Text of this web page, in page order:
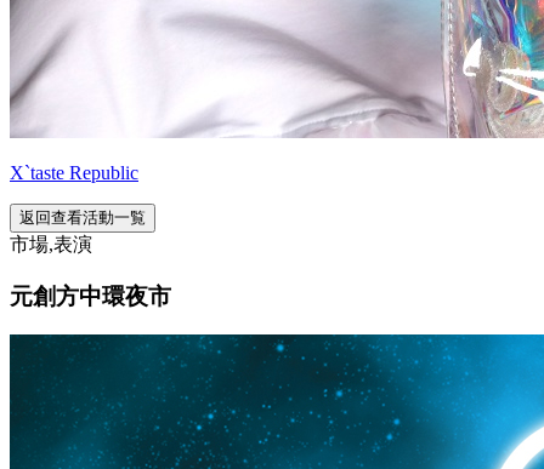
X`taste Republic
返回查看活動一覧
市場,表演
元創方中環夜市